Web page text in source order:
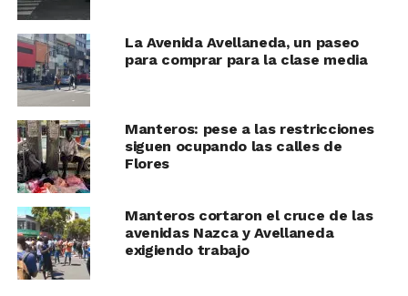
La Avenida Avellaneda, un paseo
para comprar para la clase media
Manteros: pese a las restricciones
siguen ocupando las calles de
Flores
Manteros cortaron el cruce de las
avenidas Nazca y Avellaneda
exigiendo trabajo